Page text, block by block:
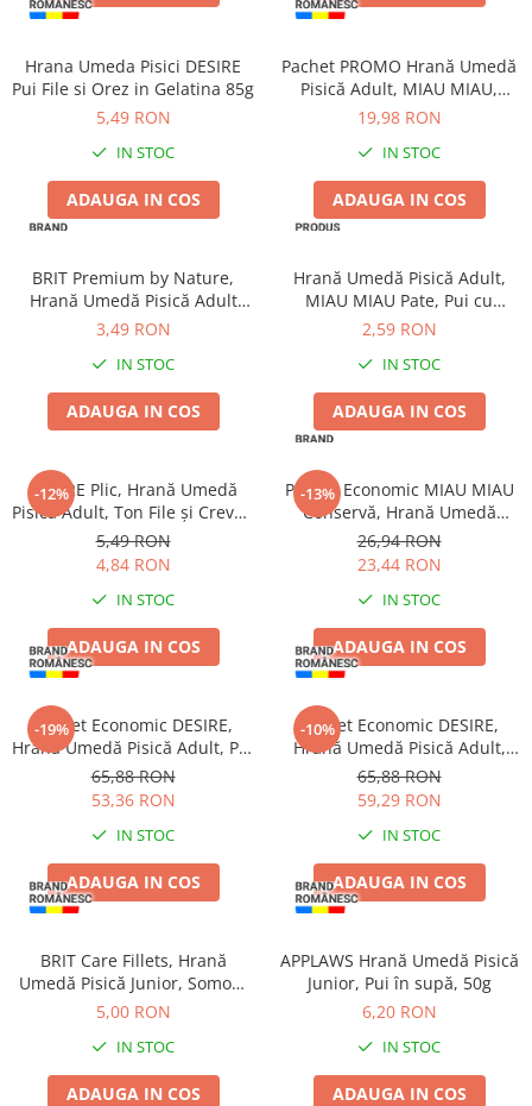
Hrana Umeda Pisici DESIRE
Pui File si Orez in Gelatina 85g
5,49 RON
IN STOC
ADAUGA IN COS
Pachet PROMO Hrană Umedă
Pisică Adult, MIAU MIAU,
Curcan în sos, 12x100g
19,98 RON
IN STOC
ADAUGA IN COS
BRIT Premium by Nature,
Hrană Umedă Pisică Adult
Sterilizată, Pui în Sos, 100g
3,49 RON
IN STOC
ADAUGA IN COS
Hrană Umedă Pisică Adult,
MIAU MIAU Pate, Pui cu
Topping de Lapte, 100g
2,59 RON
IN STOC
ADAUGA IN COS
-12%
DESIRE Plic, Hrană Umedă
Pisică Adult, Ton File și Creveți
în Supă, 70g
5,49 RON
4,84 RON
IN STOC
ADAUGA IN COS
-13%
Pachet Economic MIAU MIAU
Conservă, Hrană Umedă
Pisică Adult, Vită, 6x415g
26,94 RON
23,44 RON
IN STOC
ADAUGA IN COS
-19%
Pachet Economic DESIRE,
Hrană Umedă Pisică Adult, Pui
File și Ton în Supă, 12x70g
65,88 RON
53,36 RON
IN STOC
ADAUGA IN COS
-10%
Pachet Economic DESIRE,
Hrană Umedă Pisică Adult,
Ton File în Supă, 12x70g
65,88 RON
59,29 RON
IN STOC
ADAUGA IN COS
BRIT Care Fillets, Hrană
Umedă Pisică Junior, Somon,
85g
5,00 RON
IN STOC
ADAUGA IN COS
APPLAWS Hrană Umedă Pisică
Junior, Pui în supă, 50g
6,20 RON
IN STOC
ADAUGA IN COS